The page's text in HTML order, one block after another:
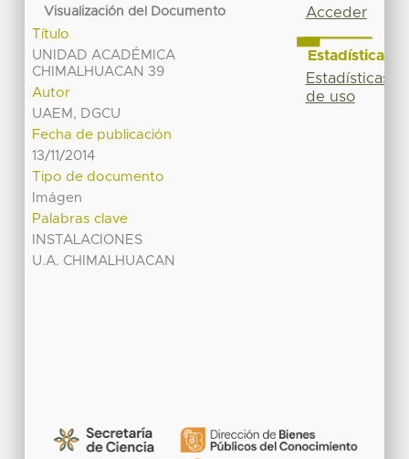
Visualización del Documento
Título
UNIDAD ACADÉMICA
CHIMALHUACAN 39
Autor
UAEM, DGCU
Fecha de publicación
13/11/2014
Tipo de documento
Imágen
Palabras clave
INSTALACIONES
U.A. CHIMALHUACAN
Acceder
Estadísticas
Estadísticas
de uso